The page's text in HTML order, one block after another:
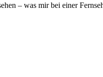
– was mir bei einer